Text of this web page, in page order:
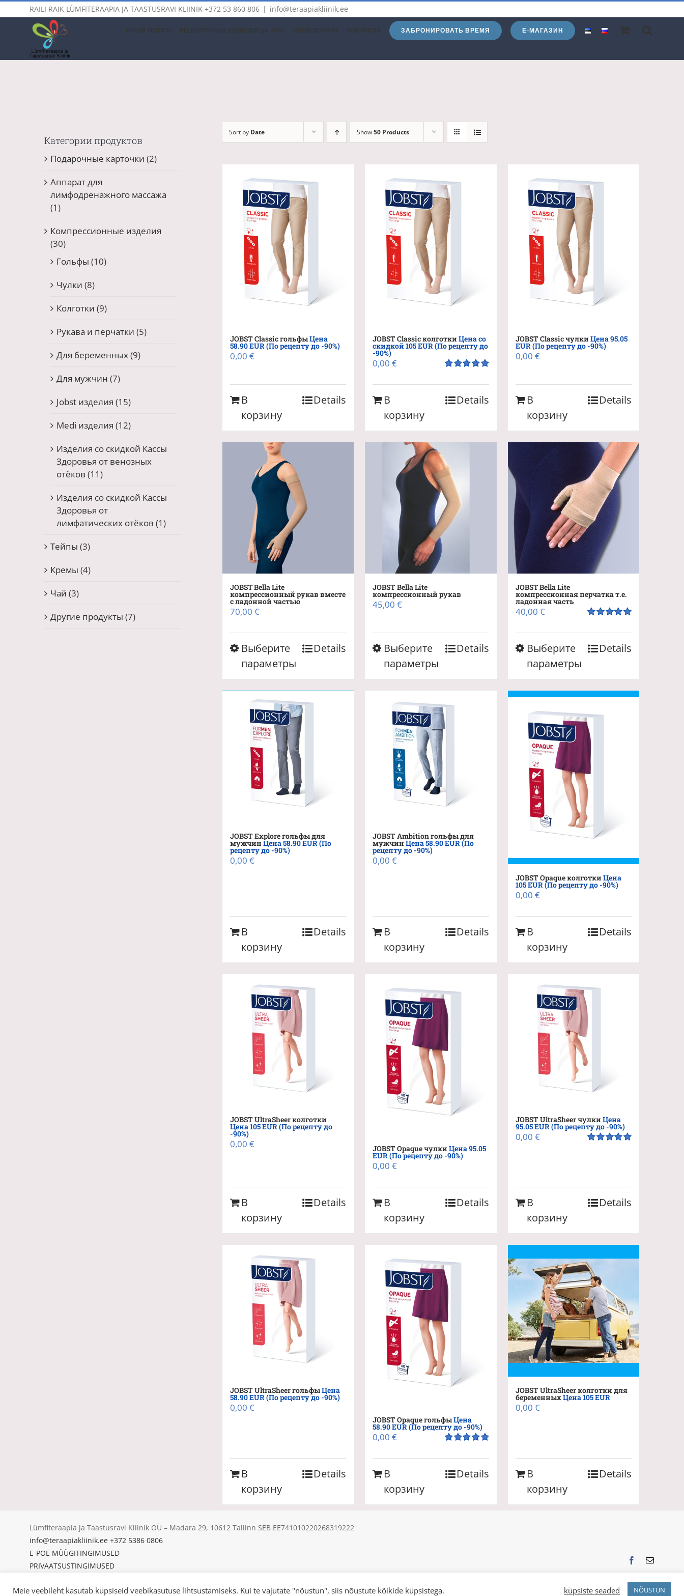
to
RAILI RAIK LÜMFITERAAPIA JA TAASTUSRAVI KLIINIK+372 53 860 806 | info@teraapiakliinik.ee
НАШИ УСЛУГИ РЕЦЕПТУРНЫЕ ИЗДЕЛИЯ до -90% ПРЕЙСКУРАНТ КОНТАКТЫ ЗАБРОНИРОВАТЬ ВРЕМЯ Е-МАГАЗИН
Sort by Date Show50 Products
JOBST Classic гольфыЦена
58.90 EUR (По рецепту до -90%)
0,00€
В
корзину
Details
JOBST Classic колготкиЦена со
скидкой 105 EUR (По рецепту до
-90%)
из 5
0,00€
В
корзину
Details
JOBST Classic чулки Цена 95.05
EUR (По рецепту до -90%)
0,00 €
В
корзину
Details
JOBST Bella Lite
компрессионный рукав вместе
с ладонной частью
70,00€
Выберите
параметры
Этот
товар
Опции
можно
выбрать
на
странице
товара.
Details
JOBST Bella Lite
компрессионный рукав
45,00€
Выберите
параметры
Этот
товар
Опции
можно
выбрать
на
странице
товара.
Details
JOBST Bella Lite
компрессионная перчатка т.е.
ладонная часть
из 5
40,00 €
Выберите
параметры
Этот
товар
вариаций.
Опции
можно
выбрать
странице
товара.
Details
JOBST Explore гольфы для
мужчинЦена 58.90 EUR (По
рецепту до -90%)
0,00€
В
корзину
Details
JOBST Ambition гольфы для
мужчинЦена 58.90 EUR (По
рецепту до -90%)
0,00€
В
корзину
Details
JOBST Opaque колготки Цена
105 EUR (По рецепту до -90%)
0,00 €
В
корзину
Details
JOBST UltraSheer колготки
Цена 105 EUR (По рецепту до
-90%)
0,00€
В
корзину
Details
JOBST Opaque чулкиЦена 95.05
EUR (По рецепту до -90%)
0,00€
В
корзину
Details
JOBST UltraSheer чулки Цена
95.05 EUR (По рецепту до -90%)
0,00 €
В
корзину
Details
JOBST UltraSheer гольфыЦена
58.90 EUR (По рецепту до -90%)
0,00€
В
корзину
Details
JOBST Opaque гольфыЦена
58.90 EUR (По рецепту до -90%)
из 5
0,00€
В
корзину
Details
JOBST UltraSheer колготки для
беременныхЦена 105 EUR
0,00 €
В
корзину
Details
Категории продуктов
Подарочные карточки (2)
Аппарат для
лимфодренажного массажа
(1)
Компрессионные изделия
(30)
Гольфы (10)
Чулки (8)
Колготки (9)
Рукава и перчатки (5)
Для беременных(9)
Для мужчин (7)
Jobst изделия (15)
Medi изделия (12)
Изделия со скидкой Кассы
Здоровья от венозных
отёков (11)
Изделия со скидкой Кассы
Здоровья от
лимфатических отёков (1)
Тейпы (3)
Кремы (4)
Чай (3)
Другие продукты (7)
Lümfiteraapia ja Taastusravi Kliinik OÜ – Madara 29, 10612 Tallinn SEB EE741010220268319222
info@teraapiakliinik.ee +372 5386 0806
E-POE MÜÜGITINGIMUSED
PRIVAATSUSTINGIMUSED
© Copyright 2025 | Lümfiteraapia ja Taastusravi Kliinik OÜ | All Rights Reserved |
Facebook
Email
Meie veebileht kasutab küpsiseid veebikasutuse lihtsustamiseks. Kui te vajutate "nõustun", siis nõustute kõikide küpsistega. küpsiste seaded NÕUSTUN